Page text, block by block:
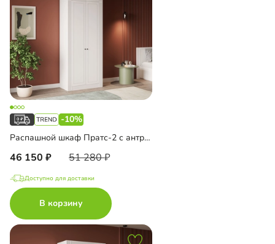
-10%
Распашной шкаф Пратс-2 с антресолью
46 150 51 280
Доступно для доставки
В корзину